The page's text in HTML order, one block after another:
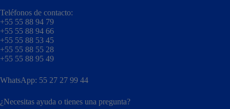
Teléfonos de contacto:
+55 55 88 94 79
+55 55 88 94 66
+55 55 88 53 45
+55 55 88 55 28
+55 55 88 95 49
WhatsApp: 55 27 27 99 44
¿Necesitas ayuda o tienes una pregunta?